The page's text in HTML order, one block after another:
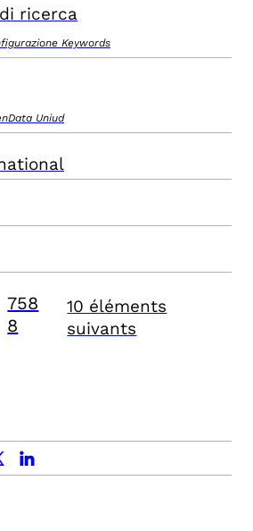
ricerca
Keywords
Uniud
758
8
10 éléments
suivants
linkedin